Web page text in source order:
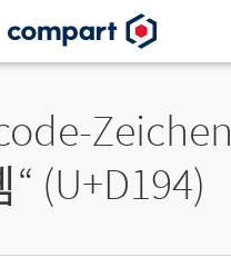
Zeichen
“ (U+D194)